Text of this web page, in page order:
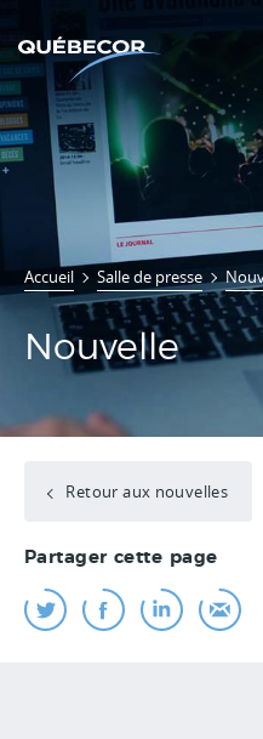
Accueil Salle de presse
Nouvelle
Retour aux nouvelles
Partager cette page